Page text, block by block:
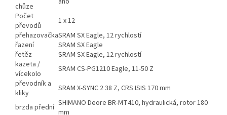
chůze
Počet
převodů
1 x 12
přehazovačkaSRAM SX Eagle, 12 rychlostí
řazení
SRAM SX Eagle
řetěz
SRAM SX Eagle, 12 rychlostí
kazeta /
vícekolo
SRAM CS-PG1210 Eagle, 11-50 Z
převodník a
kliky
SRAM X-SYNC 2 38 Z, CRS ISIS 170 mm
brzda přední SHIMANO Deore BR-MT410, hydraulická, rotor 180
mm